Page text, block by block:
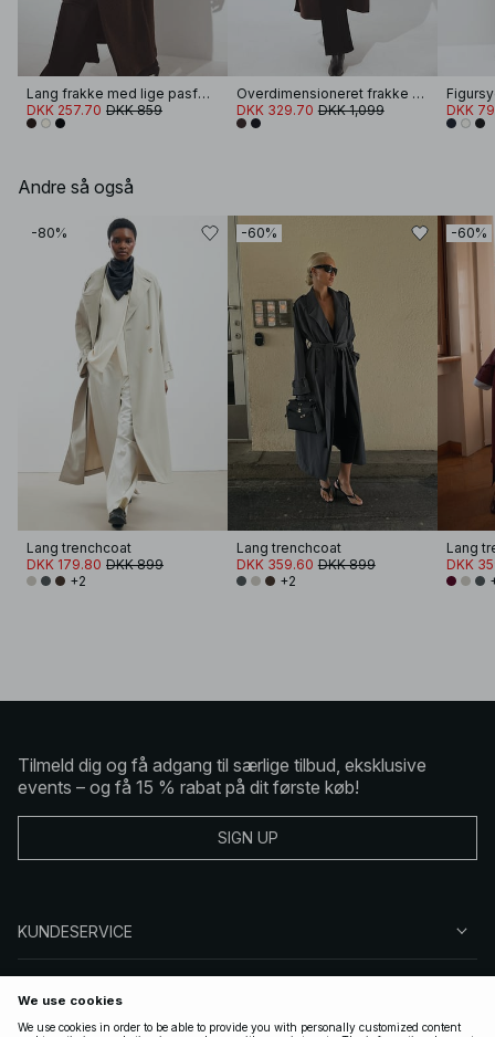
Lang frakke med lige pasform
DKK 257.70 DKK 859
Overdimensioneret frakke med raglanærmer i uldblanding
DKK 329.70 DKK 1,099 DKK
Andre så også
-80%
Lang trenchcoat
DKK 179.80 DKK 899
+2
-60%
Lang trenchcoat
DKK 359.60 DKK 899
+2
-60%
Lang
DKK
Tilmeld dig og få adgang til særlige tilbud, eksklusive
events – og få 15 % rabat på dit første køb!
SIGN UP
KUNDESERVICE